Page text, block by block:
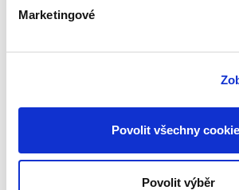
Marketingové
Povolit všechny
Povolit výběr
zásadní otázky dneška v oblasti
měnícím
digitální